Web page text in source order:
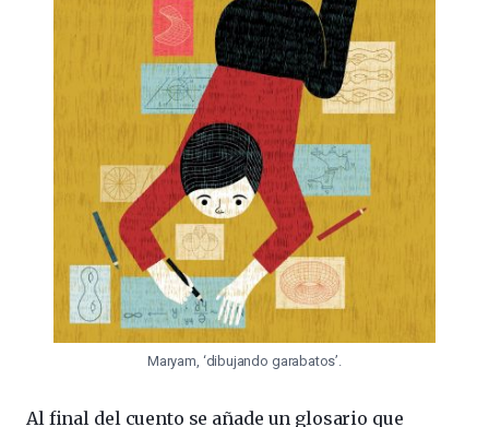
Maryam, ‘dibujando garabatos’.
Al final del cuento se añade un glosario que